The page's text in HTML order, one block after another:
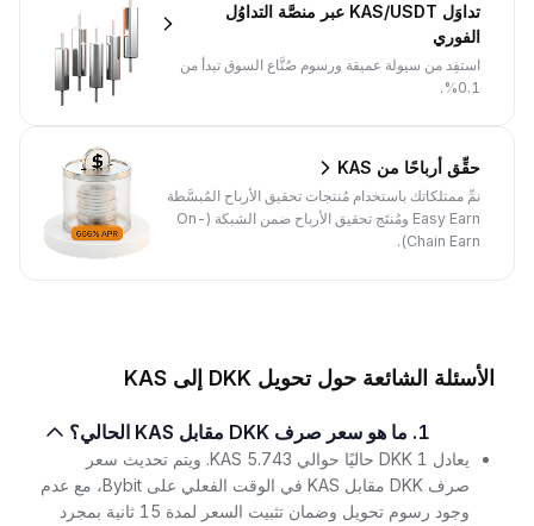
تداوَل KAS/USDT عبر منصَّة التداوُل
الفوري
استفِد من سيولة عميقة ورسوم صُنَّاع السوق تبدأ من
0.1%.
حقِّق أرباحًا من KAS
نمِّ ممتلكاتك باستخدام مُنتجات تحقيق الأرباح المُبسَّطة
Easy Earn ومُنتَج تحقيق الأرباح ضمن الشبكة (On-
Chain Earn).
الأسئلة الشائعة حول تحويل DKK إلى KAS
1. ما هو سعر صرف DKK مقابل KAS الحالي؟
يعادل 1 DKK حاليًا حوالي 5.743 KAS. ويتم تحديث سعر
صرف DKK مقابل KAS في الوقت الفعلي على Bybit، مع عدم
وجود رسوم تحويل وضمان تثبيت السعر لمدة 15 ثانية بمجرد